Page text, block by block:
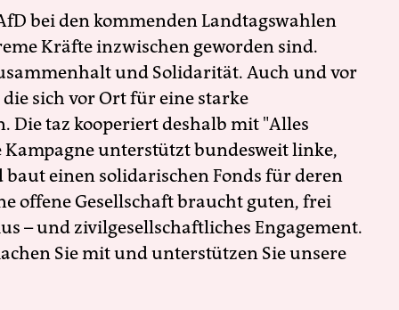
bei den kommenden Landtagswahlen
Kräfte inzwischen geworden sind.
und Solidarität. Auch und vor
sich vor Ort für eine starke
Die taz kooperiert deshalb mit "Alles
unterstützt bundesweit linke,
einen solidarischen Fonds für deren
offene Gesellschaft braucht guten, frei
– und zivilgesellschaftliches Engagement.
Sie mit und unterstützen Sie unsere